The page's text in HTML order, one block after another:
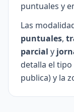
puntuales y
Las
puntuales,
parcial y
detalla el
publica) y la